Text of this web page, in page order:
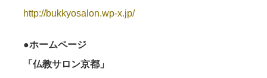
http://bukkyosalon.wp-x.jp/
●ホームページ
「仏教サロン京都」